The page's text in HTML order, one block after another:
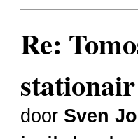
Re:
stationair
door Sven